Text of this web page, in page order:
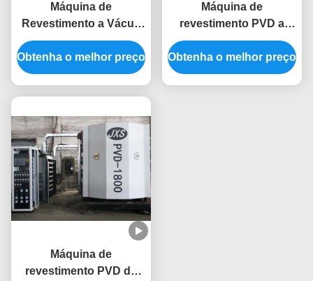
Máquina de
Revestimento a Vácuo
PVD para Ferramentas
de Corte de Metal
Inoxidáveis
Obtenha o melhor preço
Máquina de
revestimento PVD a
baixa temperatura com
múltiplas cores
decorativas e fonte de
Obtenha o melhor preço
Máquina de
revestimento PVD de